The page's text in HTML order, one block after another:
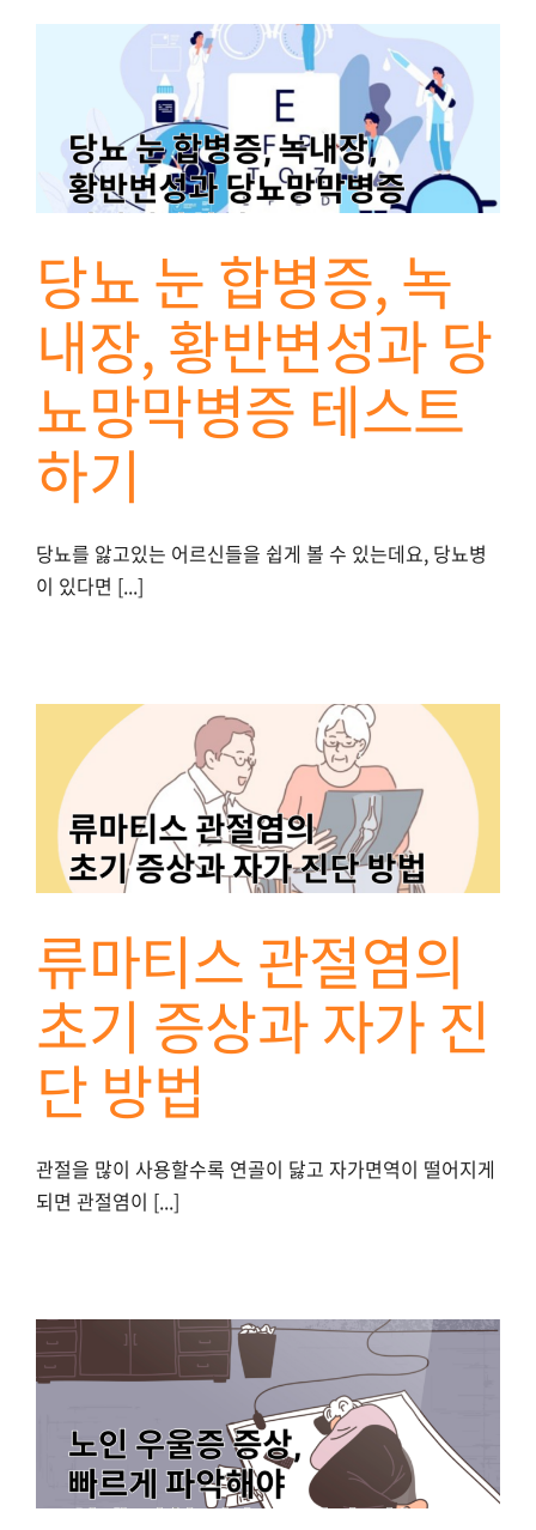
당뇨 눈 합병증, 녹
내장, 황반변성과 당
뇨망막병증 테스트
하기
당뇨를 앓고있는 어르신들을 쉽게 볼 수 있는데요, 당뇨병
이 있다면 [...]
류마티스 관절염의
초기 증상과 자가 진
단 방법
관절을 많이 사용할수록 연골이 닳고 자가면역이 떨어지게
되면 관절염이 [...]